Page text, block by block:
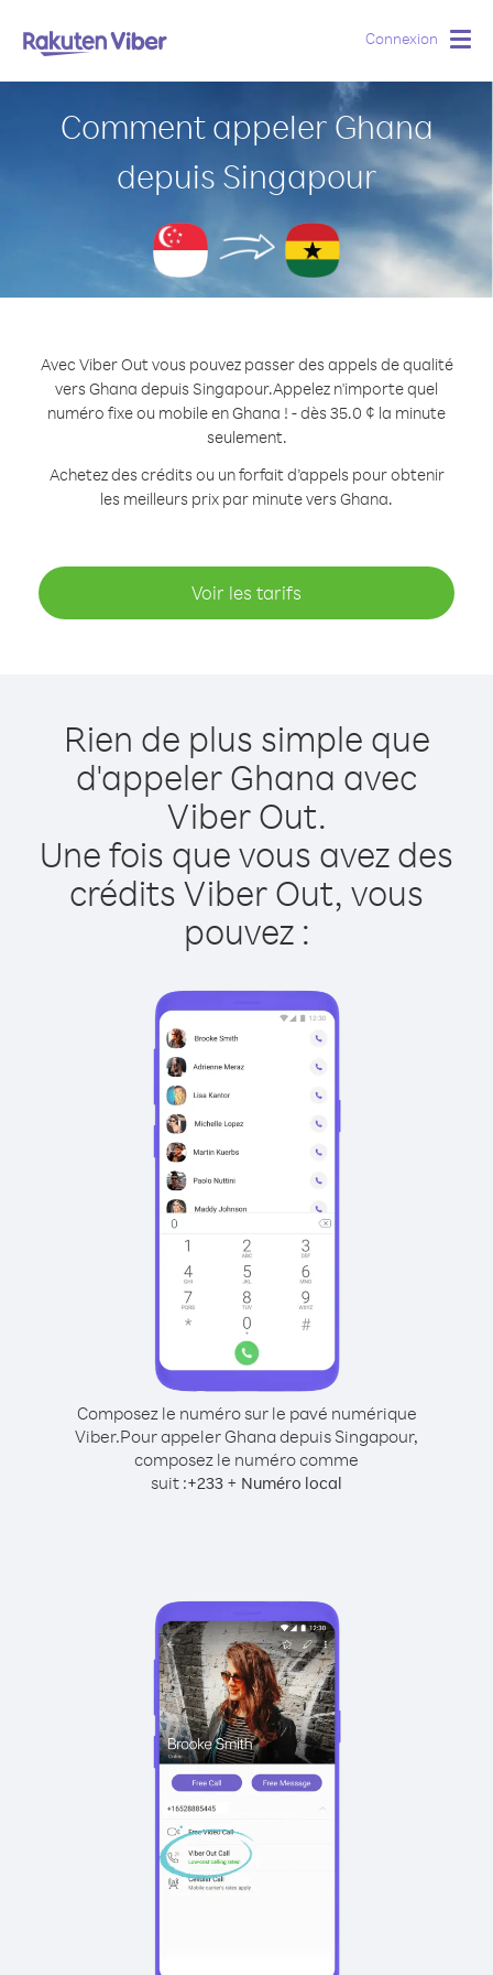
Connexion
Comment appeler Ghana
depuis Singapour
Avec Viber Out vous pouvez passer des appels de qualité
vers Ghana depuis Singapour.Appelez n'importe quel
numéro fixe ou mobile en Ghana ! - dès 35.0 ¢ la minute
seulement.
Achetez des crédits ou un forfait d’appels pour obtenir
les meilleurs prix par minute vers Ghana.
Voir les tarifs
Rien de plus simple que
d'appeler Ghana avec
Viber Out.
Une fois que vous avez des
crédits Viber Out, vous
pouvez :
Composez le numéro sur le pavé numérique
Viber.Pour appeler Ghana depuis Singapour,
composez le numéro comme
suit :+233 + Numéro local